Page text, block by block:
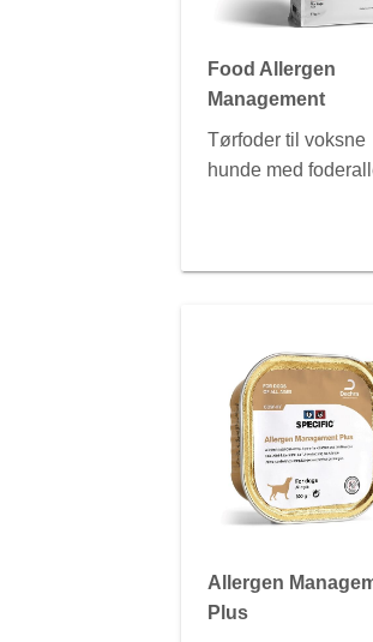
Food Allergen
Management
Tørfoder til voksne
hunde med
Allergen
Plus